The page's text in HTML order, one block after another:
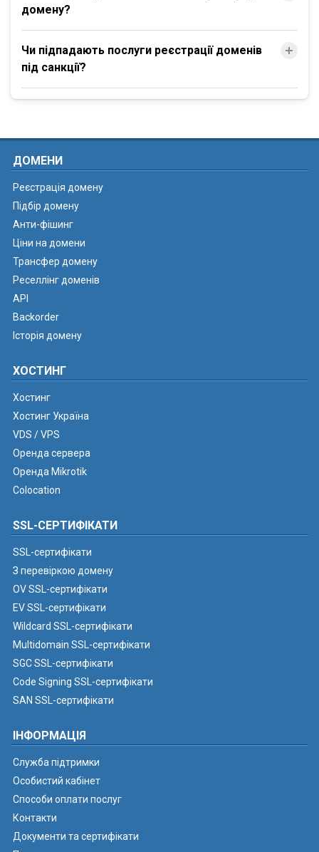
домену?
Чи підпадають послуги реєстрації доменів
під санкції?
ДОМЕНИ
Реєстрація домену
Підбір домену
Анти-фішинг
Ціни на домени
Трансфер домену
Реселлінг доменів
API
Backorder
Історія домену
ХОСТИНГ
Хостинг
Хостинг Україна
VDS / VPS
Оренда сервера
Оренда Mikrotik
Colocation
SSL-СЕРТИФІКАТИ
SSL-сертифікати
З перевіркою домену
OV SSL-сертифікати
EV SSL-сертифікати
Wildcard SSL-сертифікати
Multidomain SSL-сертифікати
SGC SSL-сертифікати
Code Signing SSL-сертифікати
SAN SSL-сертифікати
ІНФОРМАЦІЯ
Служба підтримки
Особистий кабінет
Способи оплати послуг
Контакти
Документи та сертифікати